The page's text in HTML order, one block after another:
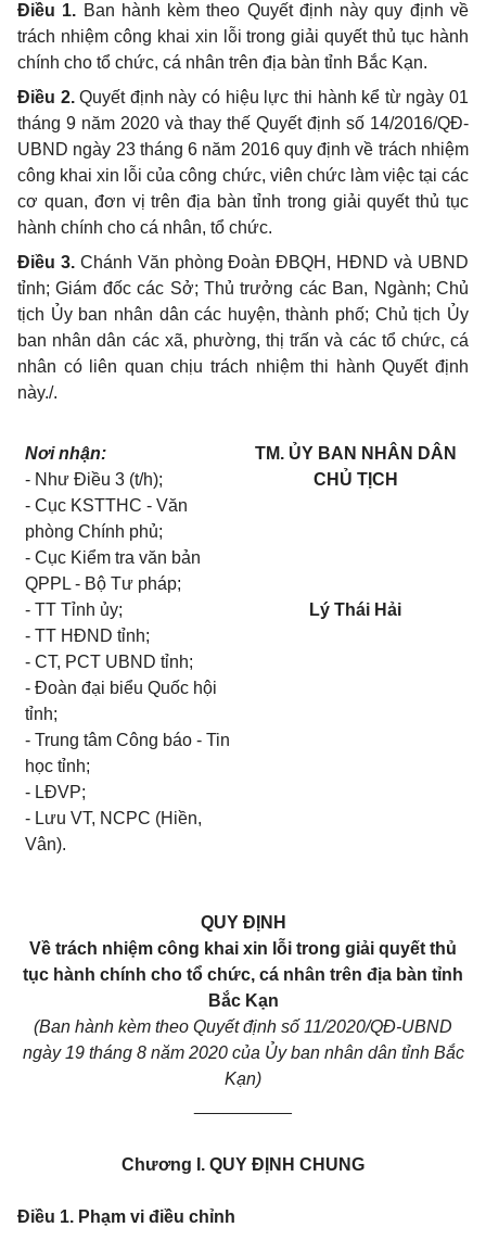
Điều 1. Ban hành kèm theo Quyết định này quy định về
trách nhiệm công khai xin lỗi trong giải quyết thủ tục hành
chính cho tổ chức, cá nhân trên địa bàn tỉnh Bắc Kạn.
Điều 2.Quyết định này có hiệu lực thi hành kể từ ngày 01
tháng 9 năm 2020 và thay thế Quyết định số 14/2016/QĐ-
UBND ngày 23 tháng 6 năm 2016 quy định về trách nhiệm
công khai xin lỗi của công chức, viên chức làm việc tại các
cơ quan, đơn vị trên địa bàn tỉnh trong giải quyết thủ tục
hành chính cho cá nhân, tổ chức.
Điều 3.Chánh Văn phòng Đoàn ĐBQH, HĐND và UBND
tỉnh; Giám đốc các Sở; Thủ trưởng các Ban, Ngành; Chủ
tịch Ủy ban nhân dân các huyện, thành phố; Chủ tịch Ủy
ban nhân dân các xã, phường, thị trấn và các tổ chức, cá
nhân có liên quan chịu trách nhiệm thi hành Quyết định
này./.
Nơi nhận:
- Như Điều 3 (t/h);
- Cục KSTTHC - Văn
phòng Chính phủ;
- Cục Kiểm tra văn bản
QPPL - Bộ Tư pháp;
- TT Tỉnh ủy;
- TT HĐND tỉnh;
- CT, PCT UBND tỉnh;
- Đoàn đại biểu Quốc hội
tỉnh;
- Trung tâm Công báo - Tin
học tỉnh;
- LĐVP;
- Lưu VT, NCPC (Hiền,
Vân).
TM. ỦY BAN NHÂN DÂN
CHỦ TỊCH
Lý Thái Hải
QUY ĐỊNH
Về trách nhiệm công khai xin lỗi trong giải quyết thủ
tục hành chính cho tổ chức, cá nhân trên địa bàn tỉnh
Bắc Kạn
(Ban hành kèm theo Quyết định số 11/2020/QĐ-UBND
ngày 19 tháng 8 năm 2020 của Ủy ban nhân dân tỉnh Bắc
Kạn)
Chương I. QUY ĐỊNH CHUNG
Điều 1. Phạm vi điều chỉnh